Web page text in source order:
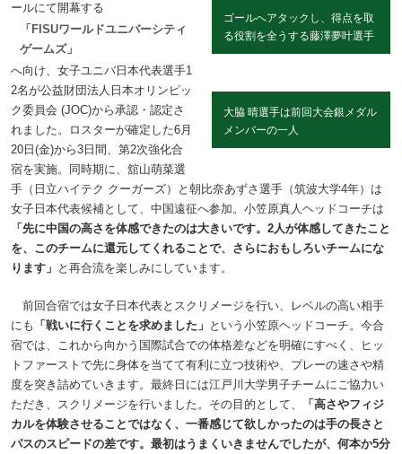
ゴールへアタックし、得点を取
る役割を全うする藤澤夢叶選手
大脇 晴選手は前回大会銀メダル
メンバーの一人
ールにて開幕する
「FISUワールドユニバーシティ
ゲームズ」
へ向け、女子ユニバ日本代表選手1
2名が公益財団法人日本オリンピッ
ク委員会 (JOC)から承認・認定さ
れました。ロスターが確定した6月
20日(金)から3日間、第2次強化合
宿を実施。同時期に、舘山萌菜選
手（日立ハイテク クーガーズ）と朝比奈あずさ選手（筑波大学4年）は
女子日本代表候補として、中国遠征へ参加。小笠原真人ヘッドコーチは
「先に中国の高さを体感できたのは大きいです。2人が体感してきたこと
を、このチームに還元してくれることで、さらにおもしろいチームにな
ります」 と再合流を楽しみにしています。
前回合宿では女子日本代表とスクリメージを行い、レベルの高い相手
にも 「戦いに行くことを求めました」 という小笠原ヘッドコーチ。今合
宿では、これから向かう国際試合での体格差などを明確にすべく、ヒッ
トファーストで先に身体を当てて有利に立つ技術や、プレーの速さや精
度を突き詰めていきます。最終日には江戸川大学男子チームにご協力い
ただき、スクリメージを行いました。その目的として、
「高さやフィジ
カルを体験させることではなく、一番感じて欲しかったのは手の長さと
パスのスピードの差です。最初はうまくいきませんでしたが、何本か5分